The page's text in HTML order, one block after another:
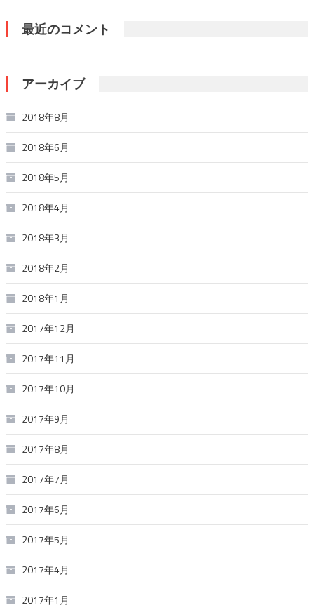
最近のコメント
アーカイブ
2018年8月
2018年6月
2018年5月
2018年4月
2018年3月
2018年2月
2018年1月
2017年12月
2017年11月
2017年10月
2017年9月
2017年8月
2017年7月
2017年6月
2017年5月
2017年4月
2017年1月